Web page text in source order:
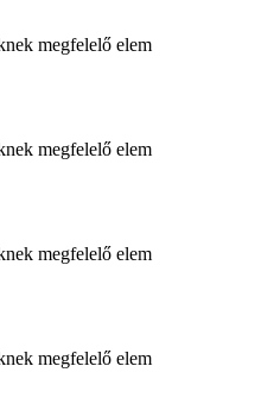
megfelelő elem
megfelelő elem
megfelelő elem
megfelelő elem